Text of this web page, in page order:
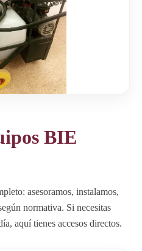
BIE
asesoramos, instalamos,
normativa. Si necesitas
aquí tienes accesos directos.